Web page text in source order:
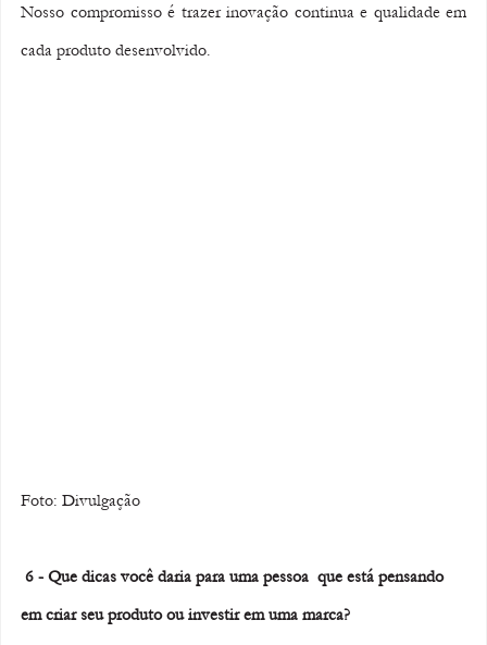
Nosso compromisso é trazer inovação continua e qualidade em
cada produto desenvolvido.
Foto: Divulgação
em criar seu produto ou investir em uma marca?